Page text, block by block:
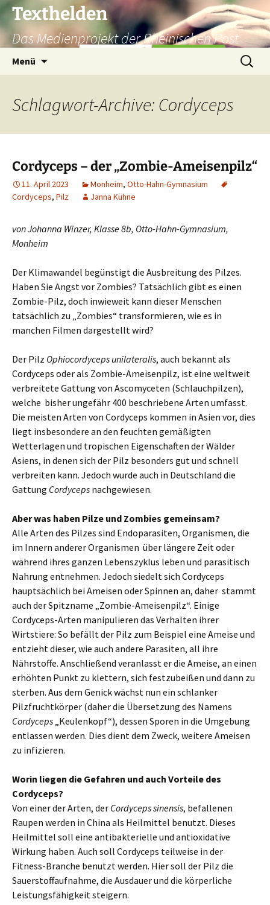
Texthelden
Das Medienprojekt der Rheinischen Post
Menü
Suchen
nach:
Schlagwort-Archive: Cordyceps
Cordyceps – der „Zombie-Ameisenpilz“
11. April 2023 Monheim, Otto-Hahn-Gymnasium
Cordyceps, Pilz Janna Kühne
von Johanna Winzer, Klasse 8b, Otto-Hahn-Gymnasium,
Monheim
Der Klimawandel begünstigt die Ausbreitung des Pilzes.
Haben Sie Angst vor Zombies? Tatsächlich gibt es einen
Zombie-Pilz, doch inwieweit kann dieser Menschen
tatsächlich zu „Zombies“ transformieren, wie es in
manchen Filmen dargestellt wird?
Der Pilz Ophiocordyceps unilateralis, auch bekannt als
Cordyceps oder als Zombie-Ameisenpilz, ist eine weltweit
verbreitete Gattung von Ascomyceten (Schlauchpilzen),
welche bisher ungefähr 400 beschriebene Arten umfasst.
Die meisten Arten von Cordyceps kommen in Asien vor, dies
liegt insbesondere an den feuchten gemäßigten
Wetterlagen und tropischen Eigenschaften der Wälder
Asiens, in denen sich der Pilz besonders gut und schnell
verbreiten kann. Jedoch wurde auch in Deutschland die
Gattung Cordyceps nachgewiesen.
Aber was haben Pilze und Zombies gemeinsam?
Alle Arten des Pilzes sind Endoparasiten, Organismen, die
im Innern anderer Organismen über längere Zeit oder
während ihres ganzen Lebenszyklus leben und parasitisch
Nahrung entnehmen. Jedoch siedelt sich Cordyceps
hauptsächlich bei Ameisen oder Spinnen an, daher stammt
auch der Spitzname „Zombie-Ameisenpilz“. Einige
Cordyceps-Arten manipulieren das Verhalten ihrer
Wirtstiere: So befällt der Pilz zum Beispiel eine Ameise und
entzieht dieser, wie auch andere Parasiten, all ihre
Nährstoffe. Anschließend veranlasst er die Ameise, an einen
erhöhten Punkt zu klettern, sich festzubeißen und dann zu
sterben. Aus dem Genick wächst nun ein schlanker
Pilzfruchtkörper (daher die Übersetzung des Namens
Cordyceps „Keulenkopf“), dessen Sporen in die Umgebung
entlassen werden. Dies dient dem Zweck, weitere Ameisen
zu infizieren.
Worin liegen die Gefahren und auch Vorteile des
Cordyceps?
Von einer der Arten, der Cordyceps sinensis, befallenen
Raupen werden in China als Heilmittel benutzt. Dieses
Heilmittel soll eine antibakterielle und antioxidative
Wirkung haben. Auch soll Cordyceps teilweise in der
Fitness-Branche benutzt werden. Hier soll der Pilz die
Sauerstoffaufnahme, die Ausdauer und die körperliche
Leistungsfähigkeit steigern.